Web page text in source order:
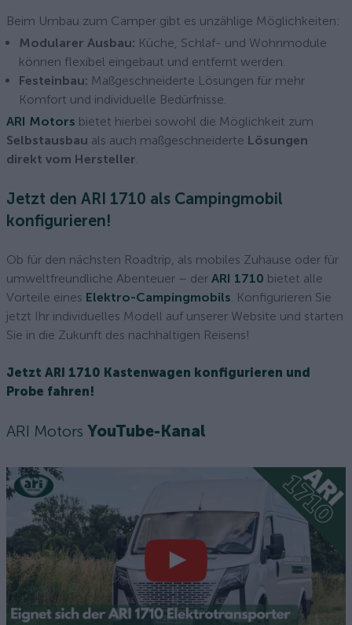
Beim Umbau zum Camper gibt es unzählige Möglichkeiten:
Modularer Ausbau: Küche, Schlaf- und Wohnmodule
können flexibel eingebaut und entfernt werden.
Festeinbau: Maßgeschneiderte Lösungen für mehr
Komfort und individuelle Bedürfnisse.
ARI Motors bietet hierbei sowohl die Möglichkeit zum
Selbstausbau als auch maßgeschneiderte Lösungen
direkt vom Hersteller.
Jetzt den ARI 1710 als Campingmobil
konfigurieren!
Ob für den nächsten Roadtrip, als mobiles Zuhause oder für
umweltfreundliche Abenteuer – der ARI 1710 bietet alle
Vorteile eines Elektro-Campingmobils. Konfigurieren Sie
jetzt Ihr individuelles Modell auf unserer Website und starten
Sie in die Zukunft des nachhaltigen Reisens!
Jetzt ARI 1710 Kastenwagen konfigurieren und
Probe fahren!
ARI Motors YouTube-Kanal